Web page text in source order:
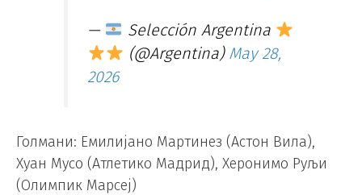
—
Selección Argentina
(@Argentina) May 28,
2026
Голмани: Емилијано Мартинез (Астон Вила),
Хуан Мусо (Атлетико Мадрид), Херонимо Руљи
(Олимпик Марсеј)